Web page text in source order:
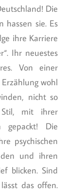
Die
hassen sie. Es
ihre Karriere
Ihr neuestes
Von einer
wohl
nicht so
mit ihrer
gepackt! Die
psychischen
und ihren
blicken. Sind
das offen.